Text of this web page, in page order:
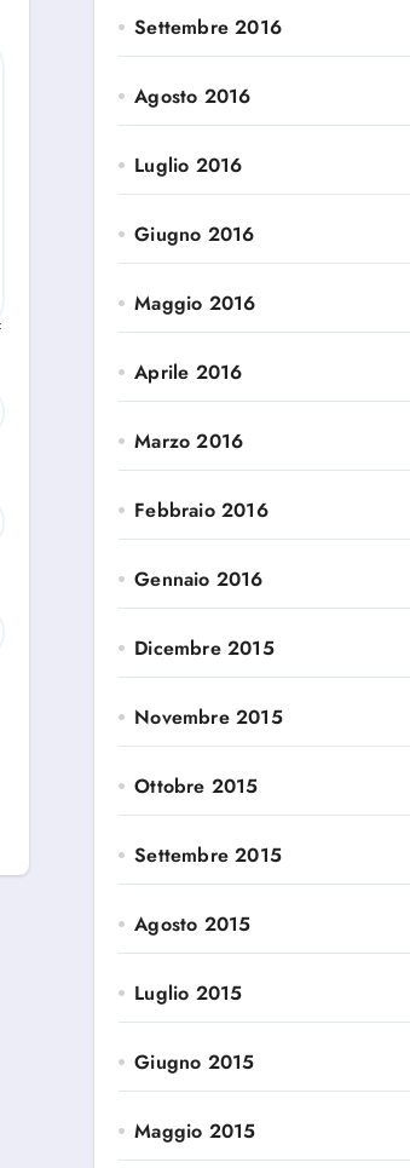
Settembre 2016
Agosto 2016
Luglio 2016
Giugno 2016
Maggio 2016
Aprile 2016
Marzo 2016
Febbraio 2016
Gennaio 2016
Dicembre 2015
Novembre 2015
Ottobre 2015
Settembre 2015
Agosto 2015
Luglio 2015
Giugno 2015
Maggio 2015